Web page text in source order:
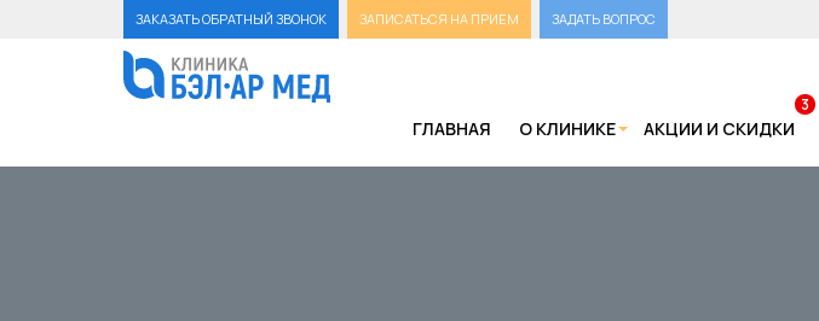
ЗАКАЗАТЬ ОБРАТНЫЙ ЗВОНОК ЗАПИСАТЬСЯ НА ПРИЕМ ЗАДАТЬ ВОПРОС
ГЛАВНАЯ О КЛИНИКЕ АКЦИИ И СКИДКИ
3